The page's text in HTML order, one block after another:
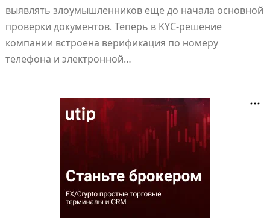
выявлять злоумышленников еще до начала основной
проверки документов. Теперь в KYC-решение
компании встроена верификация по номеру
телефона и электронной…